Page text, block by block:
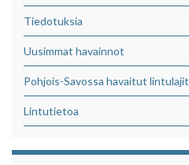
Tiedotuksia
Uusimmat havainnot
Pohjois-Savossa havaitut lintulajit
Lintutietoa